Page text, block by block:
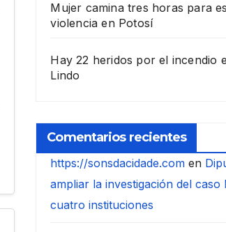
Mujer camina tres horas para
violencia en Potosí
Hay 22 heridos por el incendio
Lindo
Comentarios recientes
https://sonsdacidade.com en
ampliar la investigación del caso
cuatro instituciones